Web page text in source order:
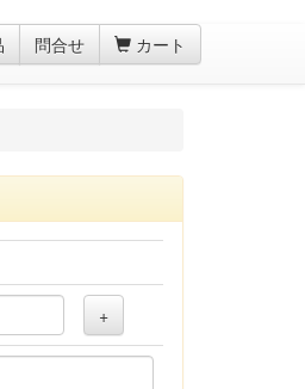
問合せ カート
+